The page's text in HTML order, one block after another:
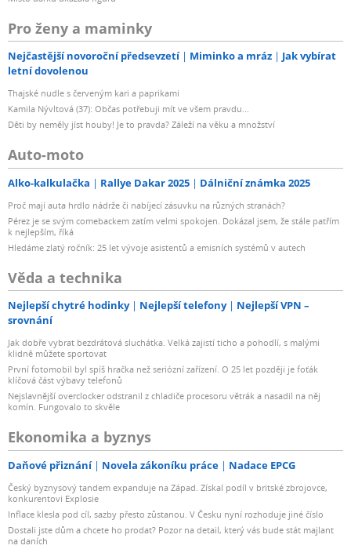
Pro ženy a maminky
Nejčastější novoroční předsevzetí Miminko a mráz
Jak vybírat
letní dovolenou
Thajské nudle s červeným kari a paprikami
Kamila Nývltová (37): Občas potřebuji mít ve všem pravdu...
Děti by neměly jíst houby! Je to pravda? Záleží na věku a množství
Auto-moto
Alko-kalkulačka Rallye Dakar 2025 Dálniční známka 2025
Proč mají auta hrdlo nádrže či nabíjecí zásuvku na různých stranách?
Pérez je se svým comebackem zatím velmi spokojen. Dokázal jsem, že stále patřím
k nejlepším, říká
Hledáme zlatý ročník: 25 let vývoje asistentů a emisních systémů v autech
Věda a technika
Nejlepší chytré hodinky Nejlepší telefony
Nejlepší VPN –
srovnání
Jak dobře vybrat bezdrátová sluchátka. Velká zajistí ticho a pohodlí, s malými
klidně můžete sportovat
První fotomobil byl spíš hračka než seriózní zařízení. O 25 let později je foťák
klíčová část výbavy telefonů
Nejslavnější overclocker odstranil z chladiče procesoru větrák a nasadil na něj
komín. Fungovalo to skvěle
Ekonomika a byznys
Daňové přiznání Novela zákoníku práce Nadace EPCG
Český byznysový tandem expanduje na Západ. Získal podíl v britské zbrojovce,
konkurentovi Explosie
Inflace klesla pod cíl, sazby přesto zůstanou. V Česku nyní rozhoduje jiné číslo
Dostali jste dům a chcete ho prodat? Pozor na detail, který vás bude stát majlant
na daních